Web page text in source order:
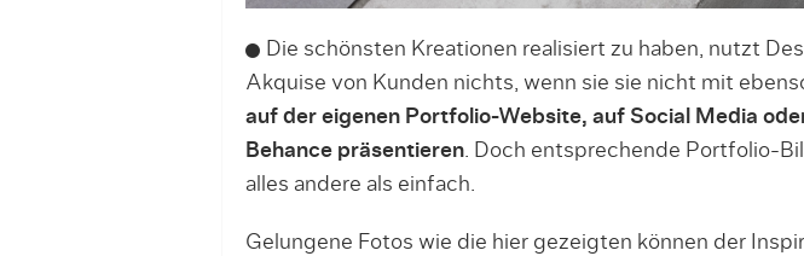
Die schönsten Kreationen realisiert zu haben, nutzt
Akquise von Kunden nichts, wenn sie sie nicht mit
auf der eigenen Portfolio-Website, auf Social Media
Behance präsentieren. Doch entsprechende Portfolio-
alles andere als einfach.
Gelungene Fotos wie die hier gezeigten können der